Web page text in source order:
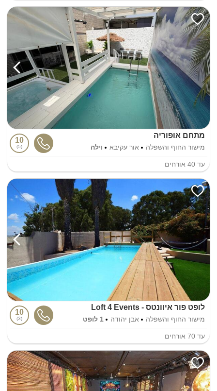
מתחם אופוריה
מישור החוף והשפלה אור עקיבא וילה
10
5
עד 40 אורחים
לופט פור איוונטס - Loft 4 Events
מישור החוף והשפלה אבן יהודה 1 לופט
10
3
עד 70 אורחים